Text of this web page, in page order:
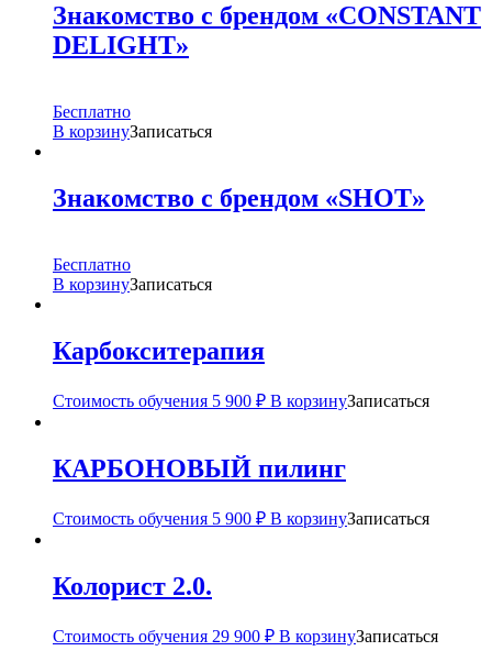
Знакомство с брендом «CONSTANT
DELIGHT»
Бесплатно
В корзинуЗаписаться
Знакомство с брендом «SHOT»
Бесплатно
В корзинуЗаписаться
Карбокситерапия
Стоимость обучения 5 900 ₽ В корзинуЗаписаться
КАРБОНОВЫЙ пилинг
Стоимость обучения 5 900 ₽ В корзинуЗаписаться
Колорист 2.0.
Стоимость обучения 29 900 ₽ В корзинуЗаписаться